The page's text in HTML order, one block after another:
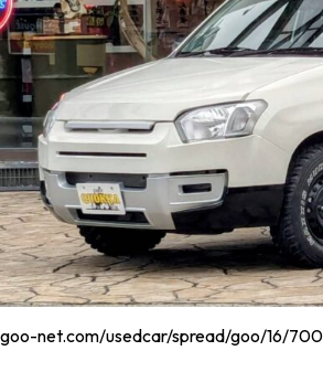
net.com/usedcar/spread/goo/16/